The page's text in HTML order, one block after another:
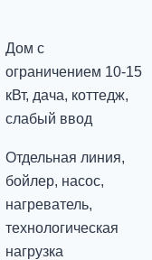
Дом с
ограничением 10-15
кВт, дача, коттедж,
слабый ввод
Отдельная линия,
бойлер, насос,
нагреватель,
технологическая
нагрузка